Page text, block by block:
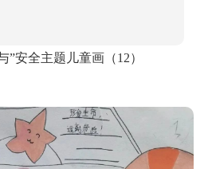
”安全主题儿童画（12）